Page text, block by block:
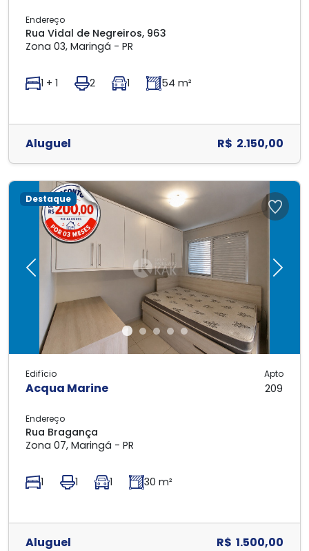
Endereço
Rua Vidal de Negreiros, 963
Zona 03, Maringá - PR
1 + 1 2 1 54 m²
Aluguel R$ 2.150,00
Previous Next
Destaque
Edifício
Acqua Marine
Apto
209
Endereço
Rua Bragança
Zona 07, Maringá - PR
1 1 1 30 m²
Aluguel R$ 1.500,00